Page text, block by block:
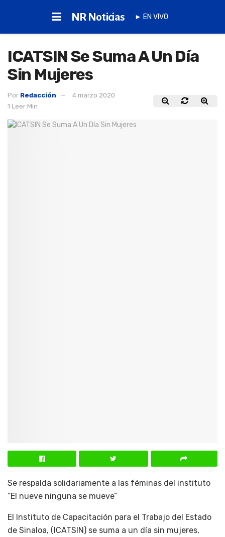
NR Noticias ► EN VIVO
ICATSIN Se Suma A Un Día
Sin Mujeres
Por Redacción
4 marzo 2020
1 Leer Min
Se respalda solidariamente a las féminas del instituto
“El nueve ninguna se mueve”
El Instituto de Capacitación para el Trabajo del Estado
de Sinaloa, (ICATSIN) se suma a un día sin mujeres,